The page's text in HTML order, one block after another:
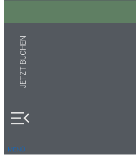
JETZT BUCHEN
MENÜ